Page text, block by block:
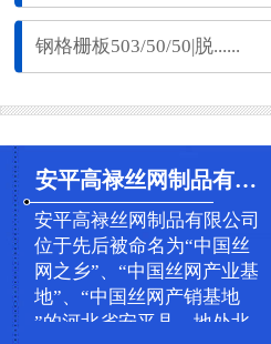
钢格栅板503/50/50|脱......
安平高禄丝网制品有限公司
安平高禄丝网制品有限公司
位于先后被命名为“中国丝
网之乡”、“中国丝网产业基
地”、“中国丝网产销基地
”的河北省安平县，地处北